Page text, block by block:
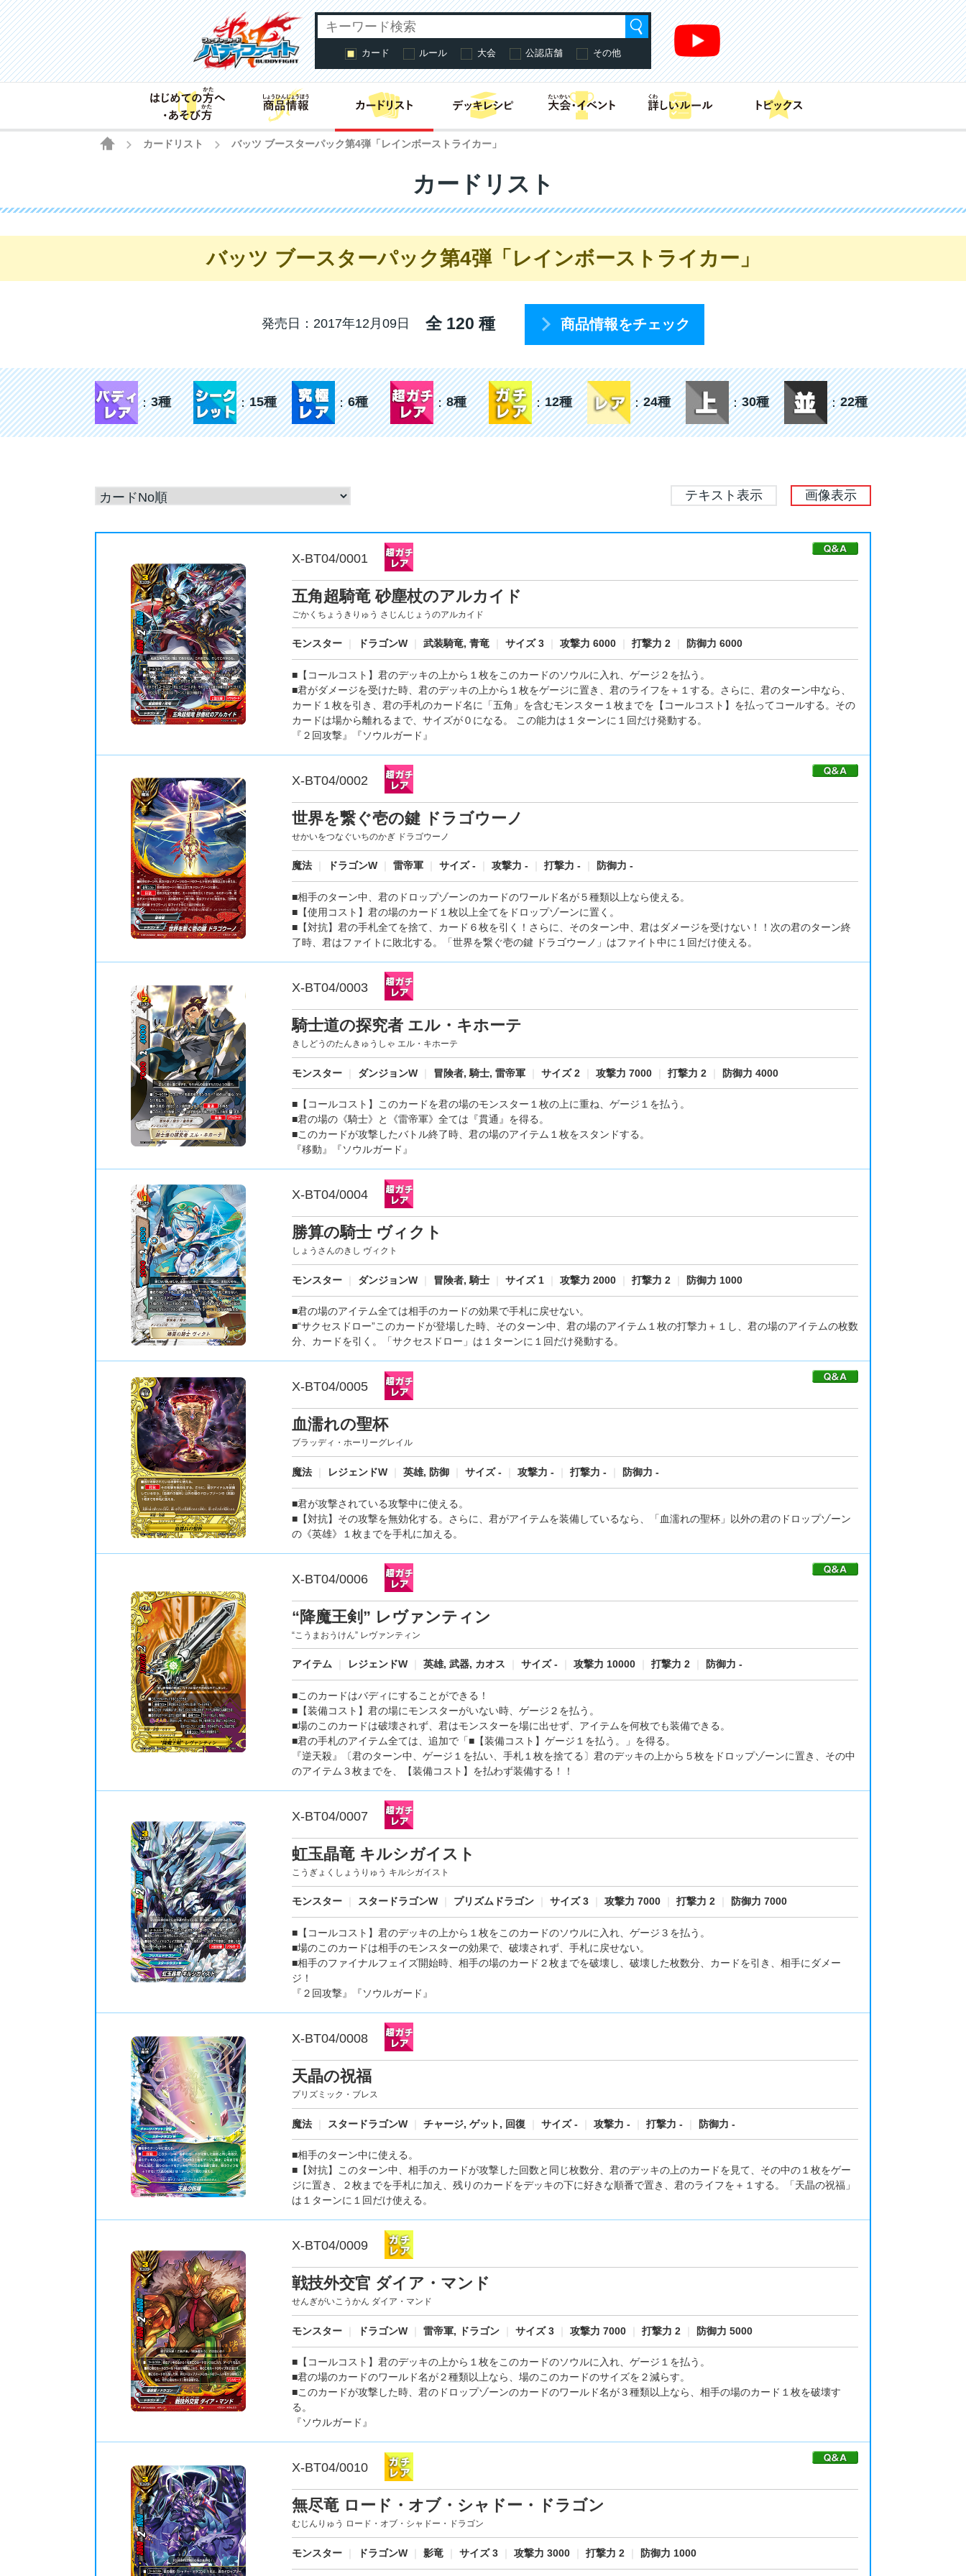
カード ルール 大会 公認店舗 その他
はじめての方へ・あそび方商品情報 カードリスト
HOME
カードリスト バッツ ブースターパック第4弾「レインボーストライカー」
カードリスト
バッツ ブースターパック第4弾「レインボーストライカー」
発売日：2017年12月09日 全 120 種 商品情報をチェック
3種 15種 6種 8種 12種 24種 30種 22種
テキスト表示 画像表示
X-BT04/0001
五角超騎竜 砂塵杖のアルカイド
ごかくちょうきりゅう さじんじょうのアルカイド
モンスター ドラゴンW 武装騎竜, 青竜 サイズ 3 攻撃力 6000 打撃力 2 防御力 6000
■【コールコスト】君のデッキの上から１枚をこのカードのソウルに入れ、ゲージ２を払う。
■君がダメージを受けた時、君のデッキの上から１枚をゲージに置き、君のライフを＋１する。さらに、君のターン中なら、
カード１枚を引き、君の手札のカード名に「五角」を含むモンスター１枚までを【コールコスト】を払ってコールする。その
カードは場から離れるまで、サイズが０になる。 この能力は１ターンに１回だけ発動する。
『２回攻撃』『ソウルガード』
X-BT04/0002
世界を繋ぐ壱の鍵 ドラゴウーノ
せかいをつなぐいちのかぎ ドラゴウーノ
魔法 ドラゴンW 雷帝軍 サイズ - 攻撃力 - 打撃力 - 防御力 -
■相手のターン中、君のドロップゾーンのカードのワールド名が５種類以上なら使える。
■【使用コスト】君の場のカード１枚以上全てをドロップゾーンに置く。
■【対抗】君の手札全てを捨て、カード６枚を引く！さらに、そのターン中、君はダメージを受けない！！次の君のターン終
了時、君はファイトに敗北する。「世界を繋ぐ壱の鍵 ドラゴウーノ」はファイト中に１回だけ使える。
X-BT04/0003
騎士道の探究者 エル・キホーテ
きしどうのたんきゅうしゃ エル・キホーテ
モンスター ダンジョンW 冒険者, 騎士, 雷帝軍 サイズ 2 攻撃力 7000 打撃力 2 防御力 4000
■【コールコスト】このカードを君の場のモンスター１枚の上に重ね、ゲージ１を払う。
■君の場の《騎士》と《雷帝軍》全ては『貫通』を得る。
■このカードが攻撃したバトル終了時、君の場のアイテム１枚をスタンドする。
『移動』『ソウルガード』
X-BT04/0004
勝算の騎士 ヴィクト
しょうさんのきし ヴィクト
モンスター ダンジョンW 冒険者, 騎士 サイズ 1 攻撃力 2000 打撃力 2 防御力 1000
■君の場のアイテム全ては相手のカードの効果で手札に戻せない。
■“サクセスドロー”このカードが登場した時、そのターン中、君の場のアイテム１枚の打撃力＋１し、君の場のアイテムの枚数
分、カードを引く。「サクセスドロー」は１ターンに１回だけ発動する。
X-BT04/0005
血濡れの聖杯
ブラッディ・ホーリーグレイル
魔法 レジェンドW 英雄, 防御 サイズ - 攻撃力 - 打撃力 - 防御力 -
■君が攻撃されている攻撃中に使える。
■【対抗】その攻撃を無効化する。さらに、君がアイテムを装備しているなら、「血濡れの聖杯」以外の君のドロップゾーン
の《英雄》１枚までを手札に加える。
X-BT04/0006
“降魔王剣” レヴァンティン
“こうまおうけん” レヴァンティン
アイテム レジェンドW 英雄, 武器, カオス サイズ - 攻撃力 10000 打撃力 2 防御力 -
■このカードはバディにすることができる！
■【装備コスト】君の場にモンスターがいない時、ゲージ２を払う。
■場のこのカードは破壊されず、君はモンスターを場に出せず、アイテムを何枚でも装備できる。
■君の手札のアイテム全ては、追加で「■【装備コスト】ゲージ１を払う。」を得る。
『逆天殺』〔君のターン中、ゲージ１を払い、手札１枚を捨てる〕君のデッキの上から５枚をドロップゾーンに置き、その中
のアイテム３枚までを、【装備コスト】を払わず装備する！！
X-BT04/0007
虹玉晶竜 キルシガイスト
こうぎょくしょうりゅう キルシガイスト
モンスター スタードラゴンW プリズムドラゴン サイズ 3 攻撃力 7000 打撃力 2 防御力 7000
■【コールコスト】君のデッキの上から１枚をこのカードのソウルに入れ、ゲージ３を払う。
■場のこのカードは相手のモンスターの効果で、破壊されず、手札に戻せない。
■相手のファイナルフェイズ開始時、相手の場のカード２枚までを破壊し、破壊した枚数分、カードを引き、相手にダメー
ジ！
『２回攻撃』『ソウルガード』
X-BT04/0008
天晶の祝福
プリズミック・ブレス
魔法 スタードラゴンW チャージ, ゲット, 回復 サイズ - 攻撃力 - 打撃力 - 防御力 -
■相手のターン中に使える。
■【対抗】このターン中、相手のカードが攻撃した回数と同じ枚数分、君のデッキの上のカードを見て、その中の１枚をゲー
ジに置き、２枚までを手札に加え、残りのカードをデッキの下に好きな順番で置き、君のライフを＋１する。「天晶の祝福」
は１ターンに１回だけ使える。
X-BT04/0009
戦技外交官 ダイア・マンド
せんぎがいこうかん ダイア・マンド
モンスター ドラゴンW 雷帝軍, ドラゴン サイズ 3 攻撃力 7000 打撃力 2 防御力 5000
■【コールコスト】君のデッキの上から１枚をこのカードのソウルに入れ、ゲージ１を払う。
■君の場のカードのワールド名が２種類以上なら、場のこのカードのサイズを２減らす。
■このカードが攻撃した時、君のドロップゾーンのカードのワールド名が３種類以上なら、相手の場のカード１枚を破壊す
る。
『ソウルガード』
X-BT04/0010
無尽竜 ロード・オブ・シャドー・ドラゴン
むじんりゅう ロード・オブ・シャドー・ドラゴン
モンスター ドラゴンW 影竜 サイズ 3 攻撃力 3000 打撃力 2 防御力 1000